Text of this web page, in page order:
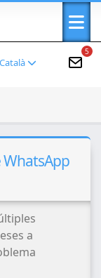
5
Català
WhatsApp
a